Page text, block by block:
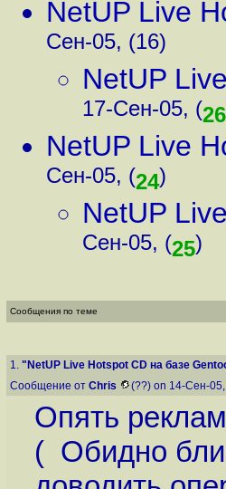
NetUP Live
Сен-05, (16)
NetUP
17-Сен-05, (26
NetUP Live
Сен-05, (24)
NetUP
Сен-05, (25)
Сообщения по теме
1. "NetUP Live Hotspot CD на базе
Сообщение от Chris (??) on 14-Сен-
Опять
( Обидно